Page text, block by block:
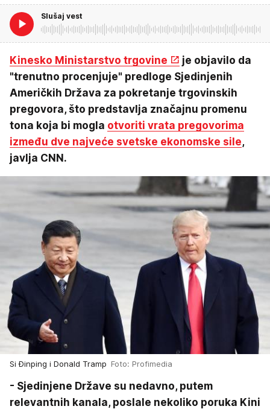
Slušaj vest
Kinesko Ministarstvo trgovine
je objavilo da
"trenutno procenjuje" predloge Sjedinjenih
Američkih Država za pokretanje trgovinskih
pregovora, što predstavlja značajnu promenu
tona koja bi mogla otvoriti vrata pregovorima
između dve najveće svetske ekonomske sile,
javlja CNN.
Si Đinping i Donald Tramp Foto: Profimedia
- Sjedinjene Države su nedavno, putem
relevantnih kanala, poslale nekoliko poruka Kini